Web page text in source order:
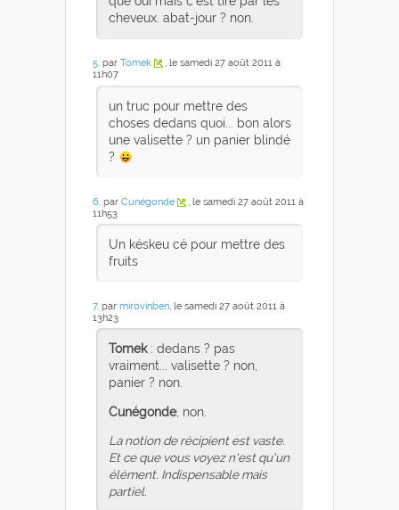
cheveux. abat-jour ? non.
5. par Tomek
, le samedi 27 août 2011 à
11h07
un truc pour mettre des
choses dedans quoi... bon alors
une valisette ? un panier blindé
?
6. par Cunégonde
, le samedi 27 août 2011 à
11h53
Un késkeu cé pour mettre des
fruits
7. par mirovinben, le samedi 27 août 2011 à
13h23
Tomek: dedans ? pas
vraiment... valisette ? non,
panier ? non.
Cunégonde, non.
La notion de récipient est vaste.
Et ce que vous voyez n'est qu'un
élément. Indispensable mais
partiel.